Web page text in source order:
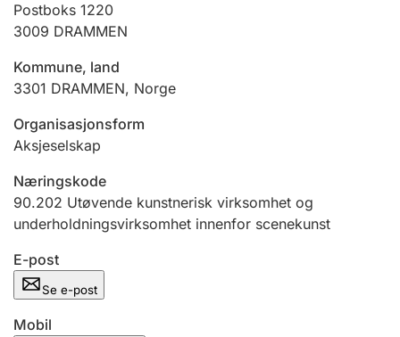
Andre tema
Postboks 1220
3009 DRAMMEN
Kommune, land
3301 DRAMMEN, Norge
Organisasjonsform
Aksjeselskap
Næringskode
90.202 Utøvende kunstnerisk virksomhet og
underholdningsvirksomhet innenfor scenekunst
E-post
Se e-post
Mobil